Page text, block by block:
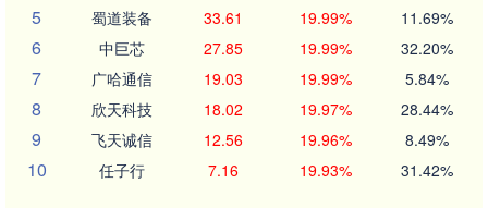
5 蜀道装备 33.61 19.99% 11.69%
6 中巨芯 27.85 19.99% 32.20%
7 广哈通信 19.03 19.99% 5.84%
8 欣天科技 18.02 19.97% 28.44%
9 飞天诚信 12.56 19.96% 8.49%
10 任子行 7.16 19.93% 31.42%